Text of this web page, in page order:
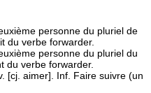
personne du pluriel de
du verbe forwarder.
personne du pluriel du
du verbe forwarder.
[cj. aimer]. Inf. Faire suivre (un